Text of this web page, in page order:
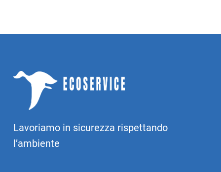
Lavoriamo in sicurezza rispettando
l’ambiente